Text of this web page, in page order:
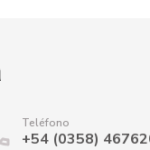
Teléfono
+54 (0358)